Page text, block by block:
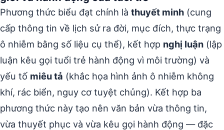
Phương thức biểu đạt chính là thuyết minh (cung
cấp thông tin về lịch sử ra đời, mục đích, thực trạng
ô nhiễm bằng số liệu cụ thể), kết hợp nghị luận (lập
luận kêu gọi tuổi trẻ hành động vì môi trường) và
yếu tố miêu tả (khắc họa hình ảnh ô nhiễm không
khí, rác biển, nguy cơ tuyệt chủng). Kết hợp ba
phương thức này tạo nên văn bản vừa thông tin,
vừa thuyết phục và vừa kêu gọi hành động — đặc